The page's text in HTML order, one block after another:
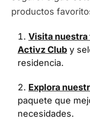
productos
Visita nuestra
Activz Club y
residencia.
Explora
paquete que
necesidades.